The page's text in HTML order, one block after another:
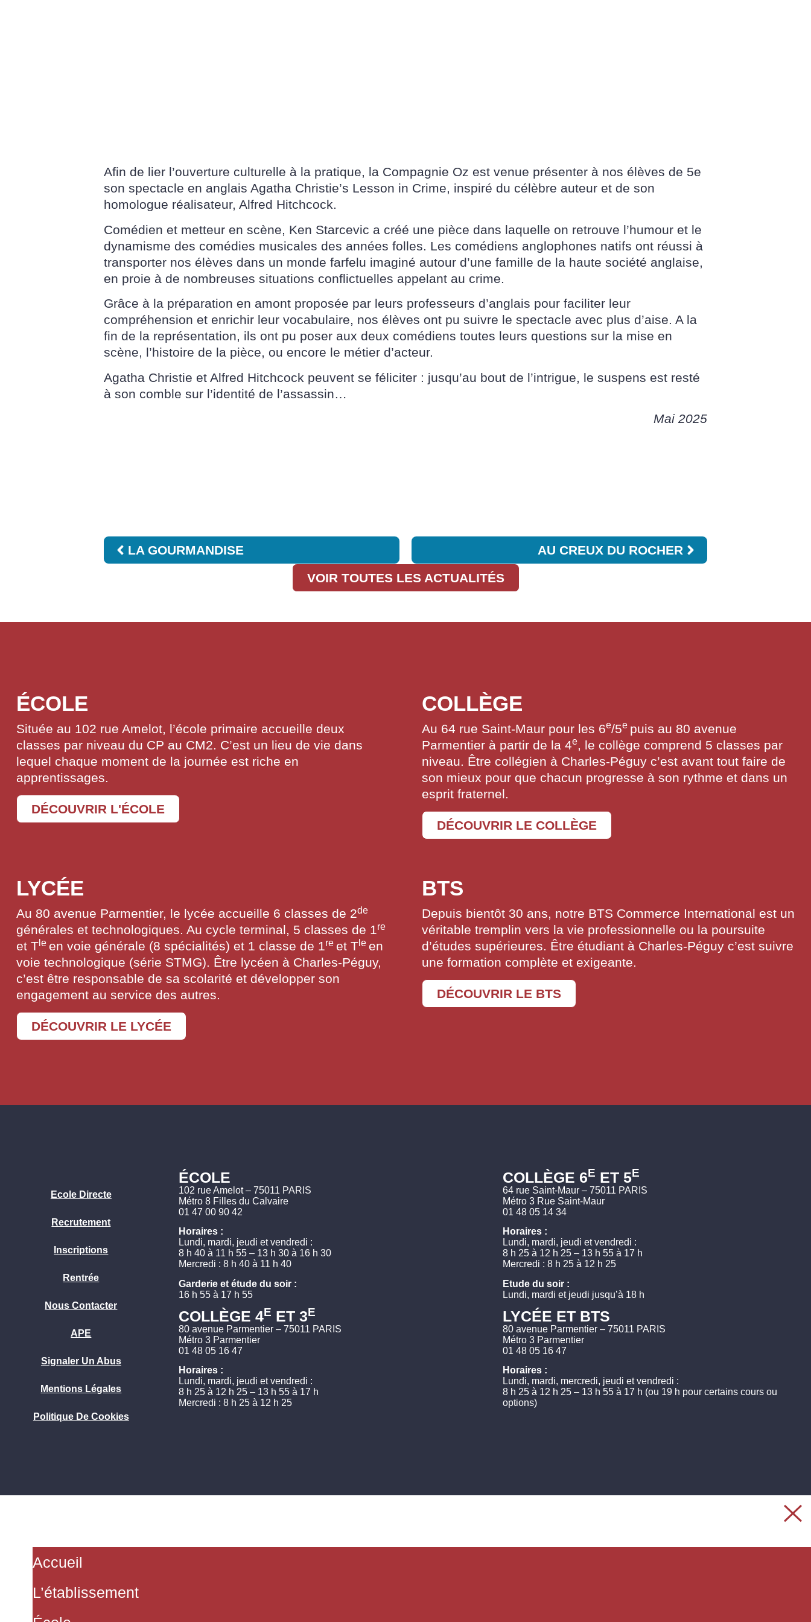
Afin de lier l’ouverture culturelle à la pratique, la Compagnie Oz est venue présenter à nos élèves de 5e
son spectacle en anglais Agatha Christie’s Lesson in Crime, inspiré du célèbre auteur et de son
homologue réalisateur, Alfred Hitchcock.
Comédien et metteur en scène, Ken Starcevic a créé une pièce dans laquelle on retrouve l’humour et le
dynamisme des comédies musicales des années folles. Les comédiens anglophones natifs ont réussi à
transporter nos élèves dans un monde farfelu imaginé autour d’une famille de la haute société anglaise,
en proie à de nombreuses situations conflictuelles appelant au crime.
Grâce à la préparation en amont proposée par leurs professeurs d’anglais pour faciliter leur
compréhension et enrichir leur vocabulaire, nos élèves ont pu suivre le spectacle avec plus d’aise. A la
fin de la représentation, ils ont pu poser aux deux comédiens toutes leurs questions sur la mise en
scène, l’histoire de la pièce, ou encore le métier d’acteur.
Agatha Christie et Alfred Hitchcock peuvent se féliciter : jusqu’au bout de l’intrigue, le suspens est resté
à son comble sur l’identité de l’assassin…
Mai 2025
LA GOURMANDISE AU CREUX DU ROCHER
VOIR TOUTES LES ACTUALITÉS
ÉCOLE
Située au 102 rue Amelot, l’école primaire accueille deux
classes par niveau du CP au CM2. C’est un lieu de vie dans
lequel chaque moment de la journée est riche en
apprentissages.
DÉCOUVRIR L'ÉCOLE
COLLÈGE
Au 64 rue Saint-Maur pour les 6e/5e puis au 80 avenue
Parmentier à partir de la 4e, le collège comprend 5 classes par
niveau. Être collégien à Charles-Péguy c’est avant tout faire de
son mieux pour que chacun progresse à son rythme et dans un
esprit fraternel.
DÉCOUVRIR LE COLLÈGE
LYCÉE
Au 80 avenue Parmentier, le lycée accueille 6 classes de 2de
générales et technologiques. Au cycle terminal, 5 classes de 1re
et Tle en voie générale (8 spécialités) et 1 classe de 1re et Tle en
voie technologique (série STMG). Être lycéen à Charles-Péguy,
c’est être responsable de sa scolarité et développer son
engagement au service des autres.
DÉCOUVRIR LE LYCÉE
BTS
Depuis bientôt 30 ans, notre BTS Commerce International est un
véritable tremplin vers la vie professionnelle ou la poursuite
d’études supérieures. Être étudiant à Charles-Péguy c’est suivre
une formation complète et exigeante.
DÉCOUVRIR LE BTS
Ecole Directe
Recrutement
Inscriptions
Rentrée
Nous Contacter
APE
Signaler Un Abus
Mentions Légales
Politique De Cookies
ÉCOLE
102 rue Amelot – 75011 PARIS
Métro 8 Filles du Calvaire
01 47 00 90 42
Horaires :
Lundi, mardi, jeudi et vendredi :
8 h 40 à 11 h 55 – 13 h 30 à 16 h 30
Mercredi : 8 h 40 à 11 h 40
Garderie et étude du soir :
16 h 55 à 17 h 55
COLLÈGE 4E ET 3E
80 avenue Parmentier – 75011 PARIS
Métro 3 Parmentier
01 48 05 16 47
Horaires :
Lundi, mardi, jeudi et vendredi :
8 h 25 à 12 h 25 – 13 h 55 à 17 h
Mercredi : 8 h 25 à 12 h 25
COLLÈGE 6E ET 5E
64 rue Saint-Maur – 75011 PARIS
Métro 3 Rue Saint-Maur
01 48 05 14 34
Horaires :
Lundi, mardi, jeudi et vendredi :
8 h 25 à 12 h 25 – 13 h 55 à 17 h
Mercredi : 8 h 25 à 12 h 25
Etude du soir :
Lundi, mardi et jeudi jusqu’à 18 h
LYCÉE ET BTS
80 avenue Parmentier – 75011 PARIS
Métro 3 Parmentier
01 48 05 16 47
Horaires :
Lundi, mardi, mercredi, jeudi et vendredi :
8 h 25 à 12 h 25 – 13 h 55 à 17 h (ou 19 h pour certains cours ou
options)
Accueil
L’établissement